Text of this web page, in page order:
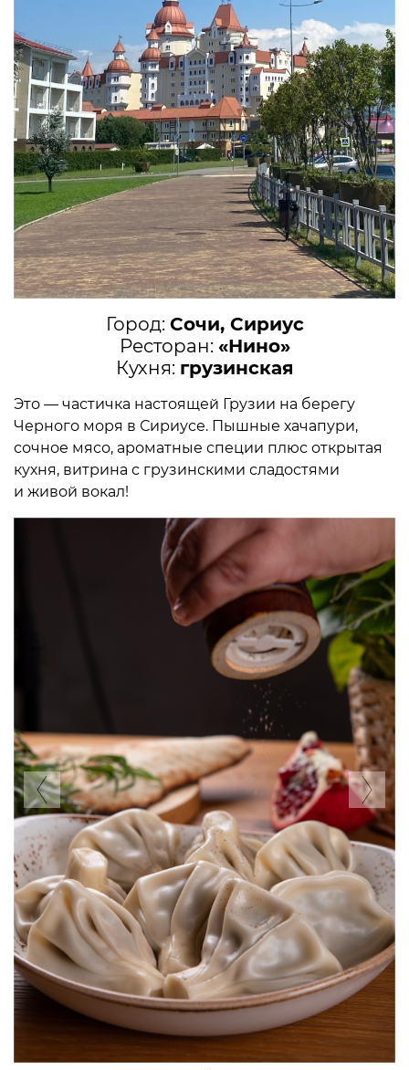
Город: Сочи, Сириус
Ресторан: «Нино»
Кухня: грузинская
Это — частичка настоящей Грузии на берегу
Черного моря в Сириусе. Пышные хачапури,
сочное мясо, ароматные специи плюс открытая
кухня, витрина с грузинскими сладостями
и живой вокал!
Previous